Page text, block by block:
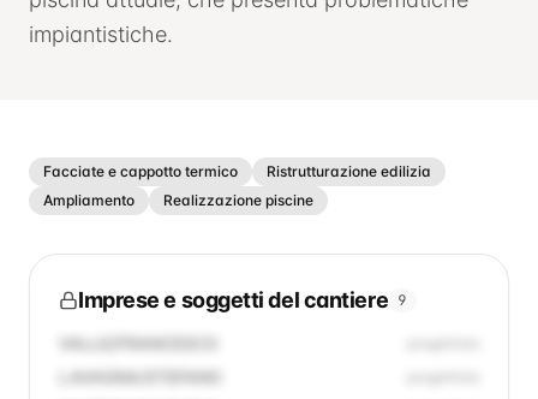
impiantistiche.
Facciate e cappotto termico
Ristrutturazione edilizia
Ampliamento
Realizzazione piscine
Imprese e soggetti del cantiere 9
LAVAGNA/STEFANO